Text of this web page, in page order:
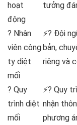
hoạt
động
tưởng
? Nhân
viên công
ty diệt
mối
⚡? Đội
bản,
riêng và
? Quy
trình diệt
mối
⚡? Quy
nhận
phương